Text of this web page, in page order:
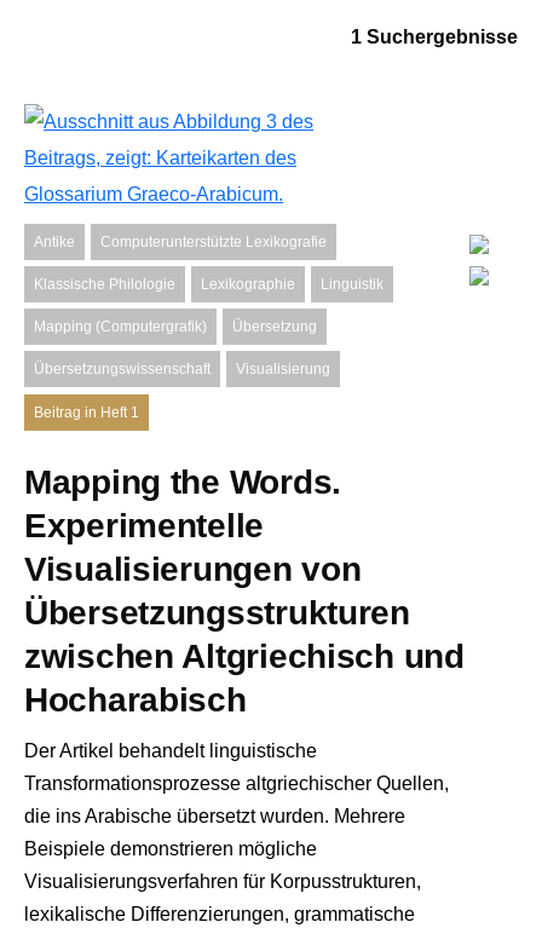
1 Suchergebnisse
Antike Computerunterstützte Lexikografie
Klassische Philologie Lexikographie Linguistik
Mapping (Computergrafik) Übersetzung
Übersetzungswissenschaft Visualisierung
Beitrag in Heft 1
Mapping the Words.
Experimentelle
Visualisierungen von
Übersetzungsstrukturen
zwischen Altgriechisch und
Hocharabisch
Der Artikel behandelt linguistische
Transformationsprozesse altgriechischer Quellen,
die ins Arabische übersetzt wurden. Mehrere
Beispiele demonstrieren mögliche
Visualisierungsverfahren für Korpusstrukturen,
lexikalische Differenzierungen, grammatische